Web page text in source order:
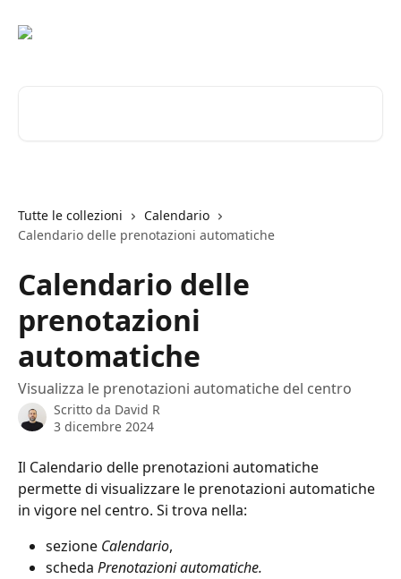
Tutte le collezioni
Calendario
Calendario delle prenotazioni automatiche
Calendario delle
prenotazioni
automatiche
Visualizza le prenotazioni automatiche del centro
Scritto da David R
3 dicembre 2024
Il Calendario delle prenotazioni automatiche
permette di visualizzare le prenotazioni automatiche
in vigore nel centro. Si trova nella:
sezione Calendario,
scheda Prenotazioni automatiche.